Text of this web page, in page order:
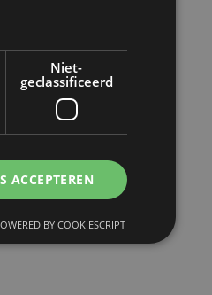
Niet-
geclassificeerd
ACCEPTEREN
BY COOKIESCRIPT